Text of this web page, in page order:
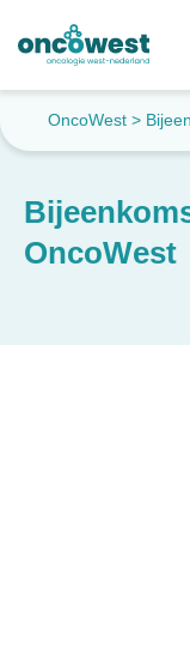
OncoWest >
OncoWest